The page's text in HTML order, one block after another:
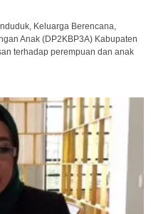
Keluarga Berencana,
Anak (DP2KBP3A) Kabupaten
terhadap perempuan dan anak